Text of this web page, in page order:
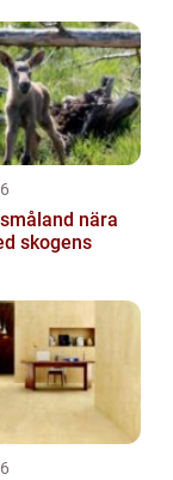
nära
skogens